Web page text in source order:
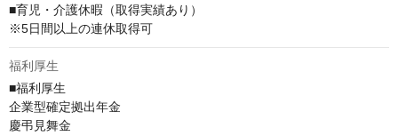
■育児・介護休暇（取得実績あり）
※5日間以上の連休取得可
福利厚生
■福利厚生
企業型確定拠出年金
慶弔見舞金